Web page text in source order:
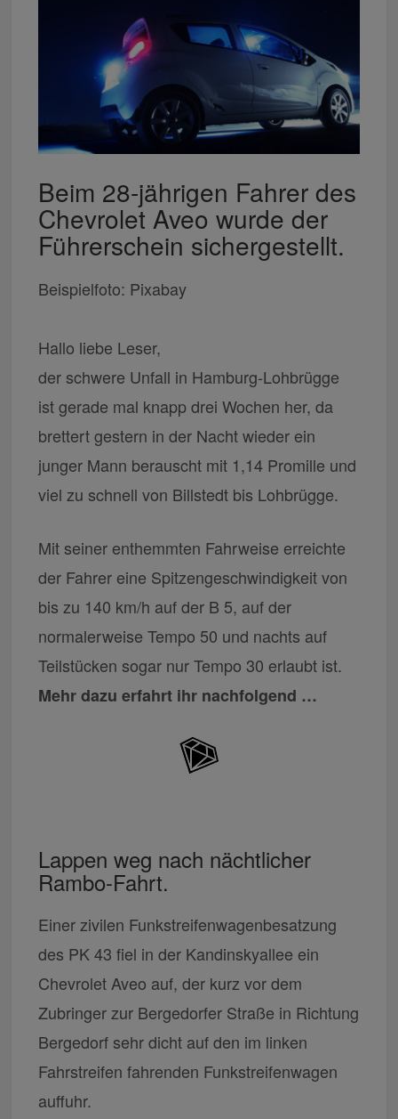
Beim 28-jährigen Fahrer des
Chevrolet Aveo wurde der
Führerschein sichergestellt.
Beispielfoto: Pixabay
Hallo liebe Leser,
der schwere Unfall in Hamburg-Lohbrügge
ist gerade mal knapp drei Wochen her, da
brettert gestern in der Nacht wieder ein
junger Mann berauscht mit 1,14 Promille und
viel zu schnell von Billstedt bis Lohbrügge.
Mit seiner enthemmten Fahrweise erreichte
der Fahrer eine Spitzengeschwindigkeit von
bis zu 140 km/h auf der B 5, auf der
normalerweise Tempo 50 und nachts auf
Teilstücken sogar nur Tempo 30 erlaubt ist.
Mehr dazu erfahrt ihr nachfolgend …
Lappen weg nach nächtlicher
Rambo-Fahrt.
Einer zivilen Funkstreifenwagenbesatzung
des PK 43 fiel in der Kandinskyallee ein
Chevrolet Aveo auf, der kurz vor dem
Zubringer zur Bergedorfer Straße in Richtung
Bergedorf sehr dicht auf den im linken
Fahrstreifen fahrenden Funkstreifenwagen
auffuhr.